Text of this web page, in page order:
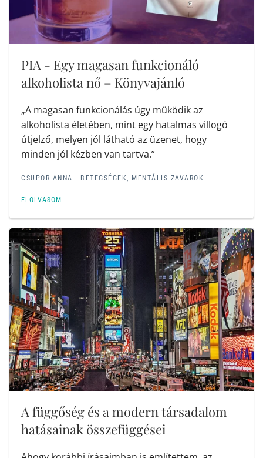
PIA - Egy magasan funkcionáló
alkoholista nő – Könyvajánló
„A magasan funkcionálás úgy működik az
alkoholista életében, mint egy hatalmas villogó
útjelző, melyen jól látható az üzenet, hogy
minden jól kézben van tartva.”
CSUPOR ANNA | BETEGSÉGEK, MENTÁLIS ZAVAROK
ELOLVASOM
A függőség és a modern társadalom
hatásainak összefüggései